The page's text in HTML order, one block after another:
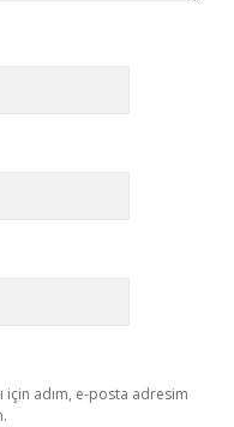
için adım, e-posta adresim